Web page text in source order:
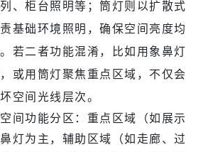
、柜台照明等；筒灯则以扩散式
基础环境照明，确保空间亮度均
若二者功能混淆，比如用象鼻灯
或用筒灯聚焦重点区域，不仅会
空间光线层次。
间功能分区：重点区域（如展示
灯为主，辅助区域（如走廊、过